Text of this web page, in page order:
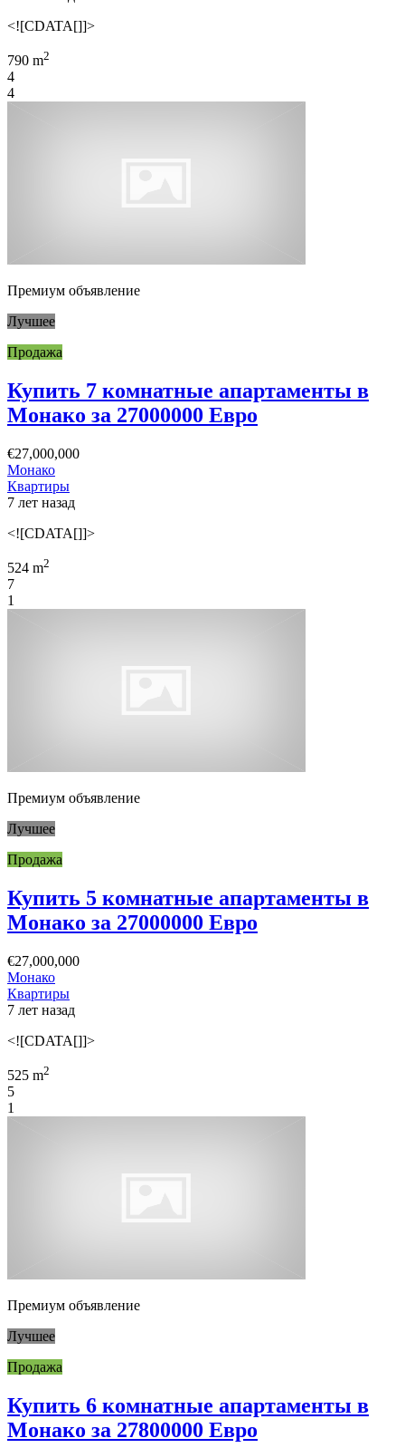
<![CDATA[]]>
790 m2
4
4
Премиум объявление
Лучшее
Продажа
Купить 7 комнатные апартаменты в
Монако за 27000000 Евро
€27,000,000
Монако
Квартиры
7 лет назад
<![CDATA[]]>
524 m2
7
1
Премиум объявление
Лучшее
Продажа
Купить 5 комнатные апартаменты в
Монако за 27000000 Евро
€27,000,000
Монако
Квартиры
7 лет назад
<![CDATA[]]>
525 m2
5
1
Премиум объявление
Лучшее
Продажа
Купить 6 комнатные апартаменты в
Монако за 27800000 Евро